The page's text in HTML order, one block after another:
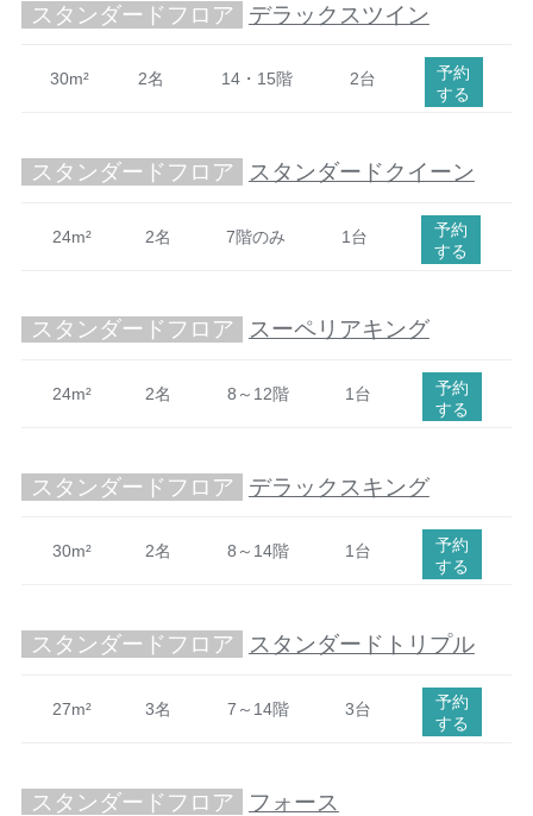
スタンダードフロア デラックスツイン
30m² 2名 14・15階 2台
予約
する
スタンダードフロア スタンダードクイーン
24m² 2名 7階のみ 1台
予約
する
スタンダードフロア スーペリアキング
24m² 2名 8～12階 1台
予約
する
スタンダードフロア デラックスキング
30m² 2名 8～14階 1台
予約
する
スタンダードフロア スタンダードトリプル
27m² 3名 7～14階 3台
予約
する
スタンダードフロア フォース